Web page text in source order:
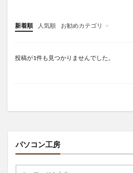
新着順 人気順 お勧めカテゴリ
Infomation
投稿が1件も見つかりませんでした。
パソコン工房